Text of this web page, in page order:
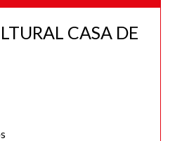
CASA DE